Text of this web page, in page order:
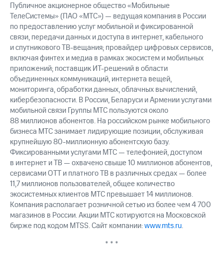
Публичное акционерное общество «Мобильные
ТелеСистемы» (ПАО «МТС») — ведущая компания в России
по предоставлению услуг мобильной и фиксированной
связи, передачи данных и доступа в интернет, кабельного
и спутникового ТВ-вещания; провайдер цифровых сервисов,
включая финтех и медиа в рамках экосистем и мобильных
приложений; поставщик ИТ-решений в области
объединенных коммуникаций, интернета вещей,
мониторинга, обработки данных, облачных вычислений,
кибербезопасности. В России, Беларуси и Армении услугами
мобильной связи Группы МТС пользуются около
88 миллионов абонентов. На российском рынке мобильного
бизнеса МТС занимает лидирующие позиции, обслуживая
крупнейшую 80-миллионную абонентскую базу.
Фиксированными услугами МТС — телефонией, доступом
в интернет и ТВ — охвачено свыше 10 миллионов абонентов,
сервисами OTT и платного ТВ в различных средах — более
11,7 миллионов пользователей, общее количество
экосистемных клиентов МТС превышает 14 миллионов.
Компания располагает розничной сетью из более чем 4 700
магазинов в России. Акции МТС котируются на Московской
бирже под кодом MTSS. Сайт компании:www.mts.ru.
* * *